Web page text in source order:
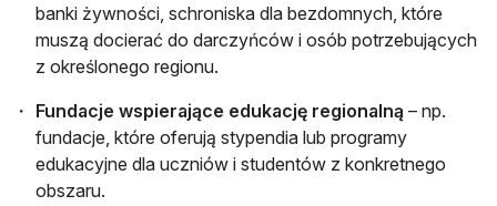
banki żywności, schroniska dla bezdomnych, które
muszą docierać do darczyńców i osób potrzebujących
z określonego regionu.
Fundacje wspierające edukację regionalną – np.
fundacje, które oferują stypendia lub programy
edukacyjne dla uczniów i studentów z konkretnego
obszaru.